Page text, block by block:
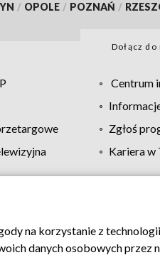
/ OPOLE / POZNAŃ /
Dołącz do
Centrum
Zgłoś
Kariera w
Polityka prywatności
na korzystanie z
danych osobowych przez